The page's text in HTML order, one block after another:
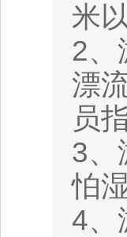
米
2、
漂
员
3、
怕
4、